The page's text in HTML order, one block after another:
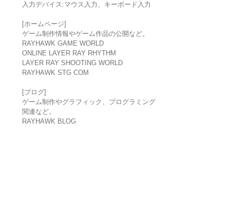
入力デバイス:マウス入力、キーボード入力
[ホームページ]
ゲーム制作情報やゲーム作品の公開など。
RAYHAWK GAME WORLD
ONLINE LAYER RAY RHYTHM
LAYER RAY SHOOTING WORLD
RAYHAWK STG COM
[ブログ]
ゲーム制作やグラフィック、プログラミング
関連など。
RAYHAWK BLOG